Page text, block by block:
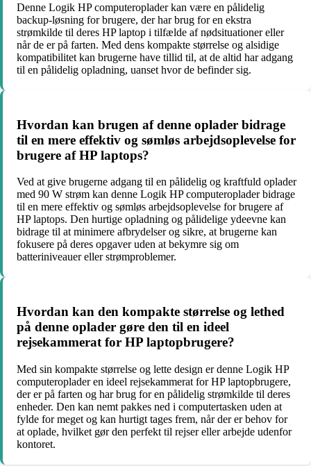
Denne Logik HP computeroplader kan være en pålidelig
backup-løsning for brugere, der har brug for en ekstra
strømkilde til deres HP laptop i tilfælde af nødsituationer eller
når de er på farten. Med dens kompakte størrelse og alsidige
kompatibilitet kan brugerne have tillid til, at de altid har adgang
til en pålidelig opladning, uanset hvor de befinder sig.
Hvordan kan brugen af denne oplader bidrage
til en mere effektiv og sømløs arbejdsoplevelse for
brugere af HP laptops?
Ved at give brugerne adgang til en pålidelig og kraftfuld oplader
med 90 W strøm kan denne Logik HP computeroplader bidrage
til en mere effektiv og sømløs arbejdsoplevelse for brugere af
HP laptops. Den hurtige opladning og pålidelige ydeevne kan
bidrage til at minimere afbrydelser og sikre, at brugerne kan
fokusere på deres opgaver uden at bekymre sig om
batteriniveauer eller strømproblemer.
Hvordan kan den kompakte størrelse og lethed
på denne oplader gøre den til en ideel
rejsekammerat for HP laptopbrugere?
Med sin kompakte størrelse og lette design er denne Logik HP
computeroplader en ideel rejsekammerat for HP laptopbrugere,
der er på farten og har brug for en pålidelig strømkilde til deres
enheder. Den kan nemt pakkes ned i computertasken uden at
fylde for meget og kan hurtigt tages frem, når der er behov for
at oplade, hvilket gør den perfekt til rejser eller arbejde udenfor
kontoret.